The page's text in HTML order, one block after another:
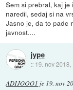
Sem si prebral, kaj je
naredil, sedaj si na
Jasno je, da to pade
javnost....
jype
:: 19. nov 2018,
ADIJOOO1 je 19. nov